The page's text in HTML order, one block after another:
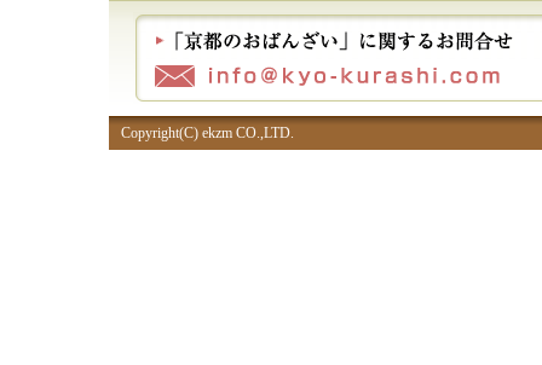
Copyright(C) ekzm CO.,LTD.